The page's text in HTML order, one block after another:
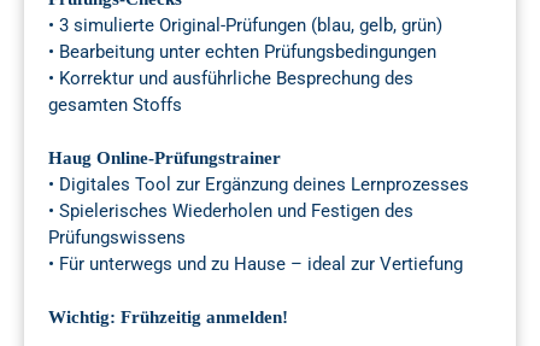
• 3 simulierte Original-Prüfungen (blau, gelb, grün)
• Bearbeitung unter echten Prüfungsbedingungen
• Korrektur und ausführliche Besprechung des
gesamten Stoffs
Haug Online-Prüfungstrainer
• Digitales Tool zur Ergänzung deines Lernprozesses
• Spielerisches Wiederholen und Festigen des
Prüfungswissens
• Für unterwegs und zu Hause – ideal zur Vertiefung
Wichtig: Frühzeitig anmelden!